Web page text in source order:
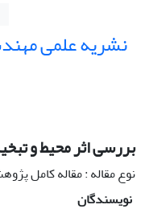
نشریه علمی
بررسی اثر محیط و
نوع مقاله : مقاله کامل
نویسندگان